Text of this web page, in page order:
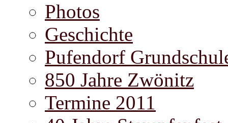
Photos
Geschichte
Pufendorf
850 Jahre Zwönitz
Termine 2011